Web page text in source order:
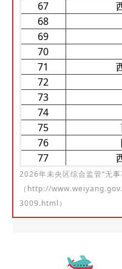
67
68
69
70
71
72
73
74
75
76
77
2026年未央区综合监管“无事
（http://
3009.html）